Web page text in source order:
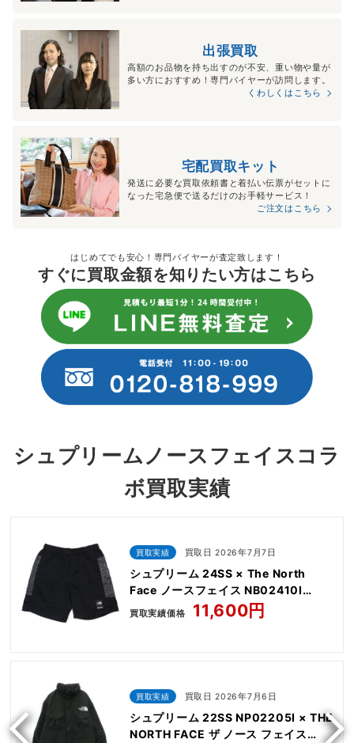
出張買取
高額のお品物を持ち出すのが不安、重い物や量が
多い方におすすめ！専門バイヤーが訪問します。
くわしくはこちら
宅配買取キット
発送に必要な買取依頼書と着払い伝票がセットに
なった宅急便で送るだけのお手軽サービス！
ご注文はこちら
はじめてでも安心！専門バイヤーが査定致します！
すぐに買取金額を知りたい方はこちら
シュプリームノースフェイスコラ
ボ買取実績
買取実績 買取日 2026年7月7日
シュプリーム 24SS × The North
Face ノースフェイス NB02410I
Nylon Short
買取実績価格 11,600円
買取実績 買取日 2026年7月6日
シュプリーム 22SS NP02205I × THE
NORTH FACE ザ ノース フェイス